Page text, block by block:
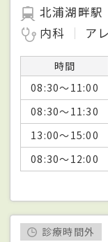
北浦湖畔駅
内科
ア
時間
08:30～11:00
08:30～11:30
13:00～15:00
08:30～12:00
診療時間外